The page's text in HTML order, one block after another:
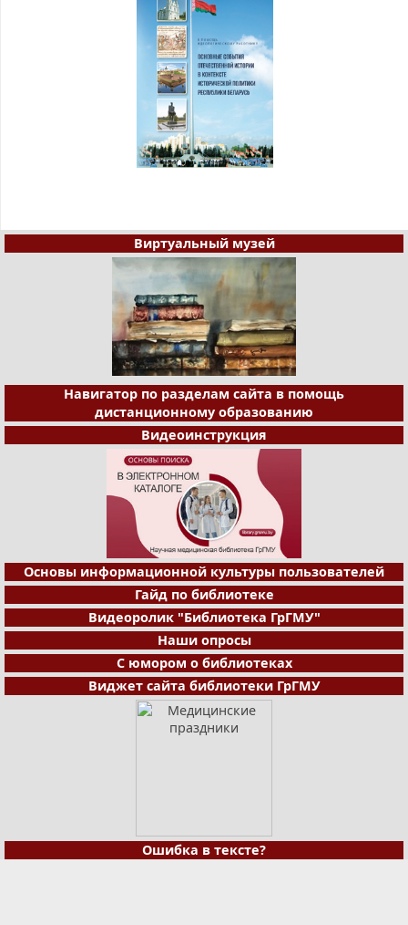
Виртуальный музей
Навигатор по разделам сайта в помощь
дистанционному образованию
Видеоинструкция
Основы информационной культуры пользователей
Гайд по библиотеке
Видеоролик "Библиотека ГрГМУ"
Наши опросы
С юмором о библиотеках
Виджет сайта библиотеки ГрГМУ
Ошибка в тексте?